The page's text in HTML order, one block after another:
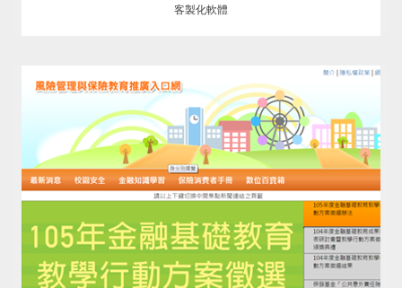
客製化軟體